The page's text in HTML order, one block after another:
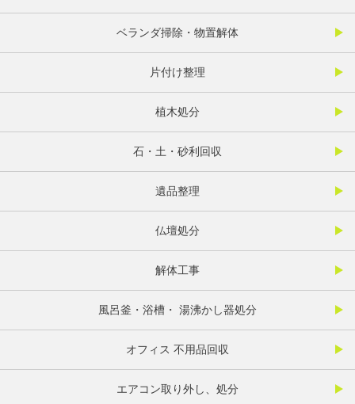
ベランダ掃除・物置解体
片付け整理
植木処分
石・土・砂利回収
遺品整理
仏壇処分
解体工事
風呂釜・浴槽・ 湯沸かし器処分
オフィス 不用品回収
エアコン取り外し、処分